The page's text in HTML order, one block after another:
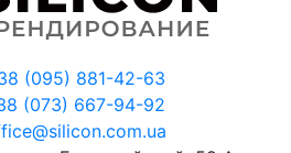
(095) 881-42-63
(073) 667-94-92